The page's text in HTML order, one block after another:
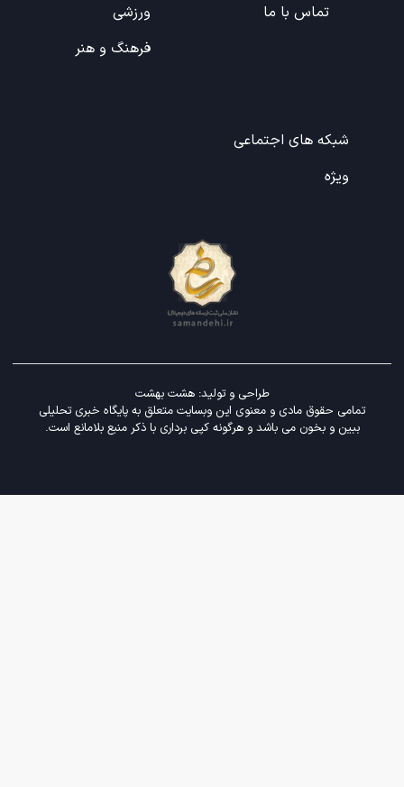
تماس با ما
ورزشی
فرهنگ و هنر
شبکه های اجتماعی
ویژه
تمامی حقوق مادی و معنوی این وبسایت متعلق به پایگاه خبری تحلیلی
ببین و بخون می باشد و هرگونه کپی برداری با ذکر منبع بلامانع است.
طراحی و تولید:هشت بهشت